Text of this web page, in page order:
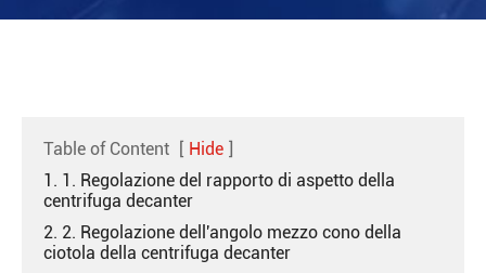
Table of Content [ Hide ]
1. 1. Regolazione del rapporto di aspetto della
centrifuga decanter
2. 2. Regolazione dell'angolo mezzo cono della
ciotola della centrifuga decanter